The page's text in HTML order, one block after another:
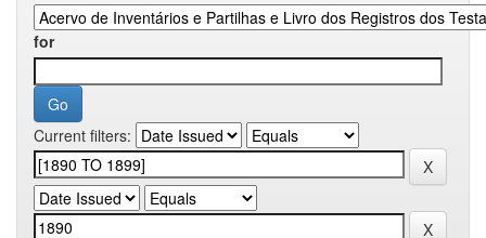
for
Current filters: